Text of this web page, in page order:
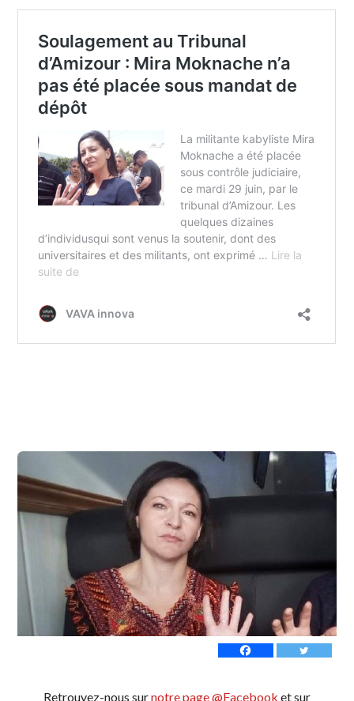
Retrouvez-nous surnotre page @Facebook et sur